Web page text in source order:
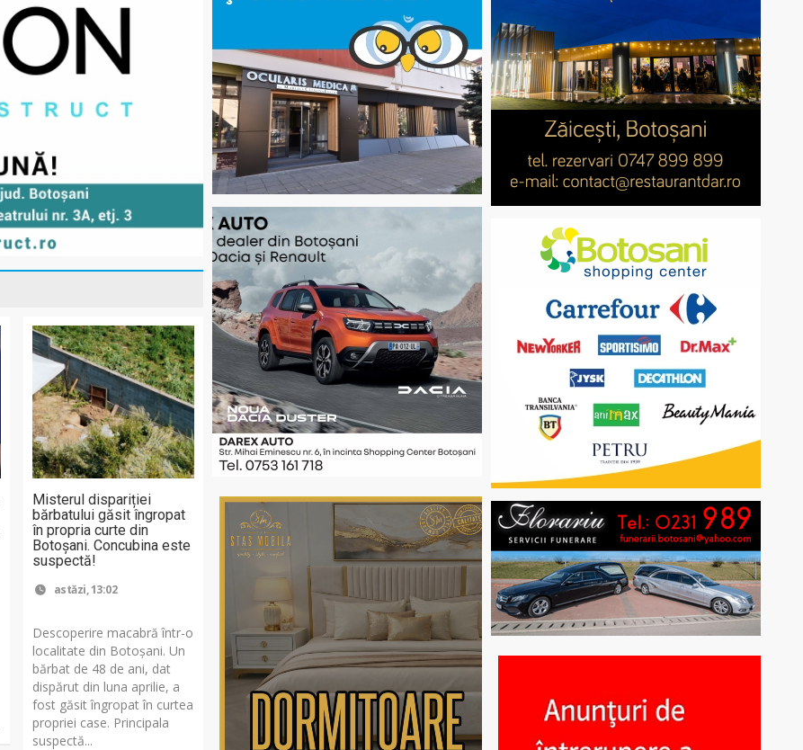
Misterul dispariției
bărbatului găsit îngropat
în propria curte din
Botoșani. Concubina este
suspectă!
astăzi, 13:02
Descoperire macabră într-o
localitate din Botoșani. Un
bărbat de 48 de ani, dat
dispărut din luna aprilie, a
fost găsit îngropat în curtea
propriei case. Principala
suspectă...